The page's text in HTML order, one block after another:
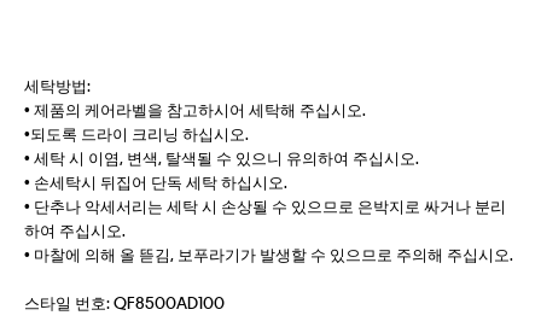
세탁방법:
• 제품의 케어라벨을 참고하시어 세탁해 주십시오.
•되도록 드라이 크리닝 하십시오.
• 세탁 시 이염, 변색, 탈색될 수 있으니 유의하여 주십시오.
• 손세탁시 뒤집어 단독 세탁 하십시오.
• 단추나 악세서리는 세탁 시 손상될 수 있으므로 은박지로 싸거나 분리
하여 주십시오.
• 마찰에 의해 올 뜯김, 보푸라기가 발생할 수 있으므로 주의해 주십시오.
스타일 번호:QF8500AD100